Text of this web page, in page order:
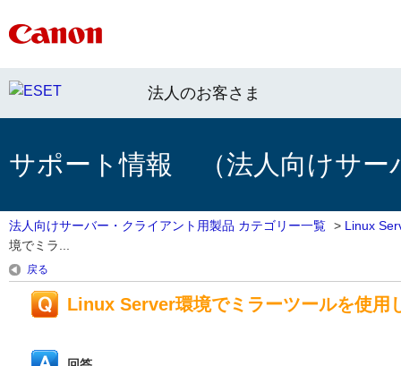
法人のお客さま
サポート情報 （法人向けサー
法人向けサーバー・クライアント用製品 カテゴリー一覧 > Linux
境でミラ...
戻る
Linux Server環境でミラーツールを使用